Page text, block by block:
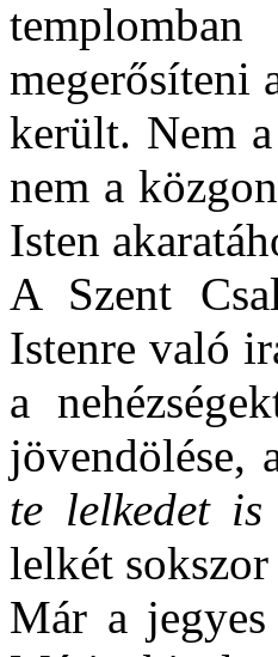
megerősíteni
került. Nem
nem a
Isten
A Szent
Istenre való
a
jövendölése,
te lelkedet
lelkét
Már a